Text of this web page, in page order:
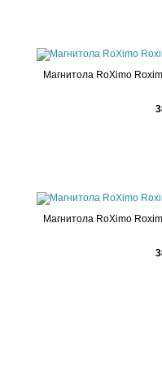
Магнитола RoXimo
Магнитола RoXimo